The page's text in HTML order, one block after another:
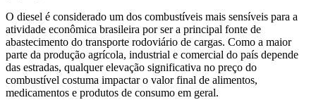
O diesel é considerado um dos combustíveis mais sensíveis para a
atividade econômica brasileira por ser a principal fonte de
abastecimento do transporte rodoviário de cargas. Como a maior
parte da produção agrícola, industrial e comercial do país depende
das estradas, qualquer elevação significativa no preço do
combustível costuma impactar o valor final de alimentos,
medicamentos e produtos de consumo em geral.